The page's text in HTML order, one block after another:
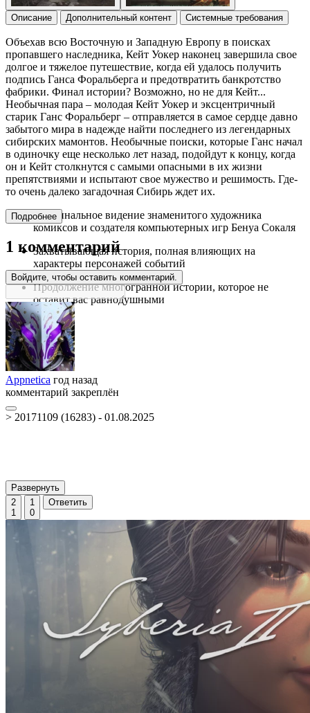
Описание Дополнительный контент Системные требования
Объехав всю Восточную и Западную Европу в поисках
пропавшего наследника, Кейт Уокер наконец завершила свое
долгое и тяжелое путешествие, когда ей удалось получить
подпись Ганса Форальберга и предотвратить банкротство
фабрики. Финал истории? Возможно, но не для Кейт...
Необычная пара – молодая Кейт Уокер и эксцентричный
старик Ганс Форальберг – отправляется в самое сердце давно
забытого мира в надежде найти последнего из легендарных
сибирских мамонтов. Необычные поиски, которые Ганс начал
в одиночку еще несколько лет назад, подойдут к концу, когда
он и Кейт столкнутся с самыми опасными в их жизни
препятствиями и испытают свое мужество и решимость. Где-
то очень далеко загадочная Сибирь ждет их.
Оригинальное видение знаменитого художника
комиксов и создателя компьютерных игр Бенуа Сокаля
Захватывающая история, полная влияющих на
характеры персонажей событий
Продолжение многогранной истории, которое не
оставит вас равнодушными
Подробнее
1 комментарий
Войдите, чтобы оставить комментарий.
Appnetica год назад
комментарий закреплён
> 20171109 (16283) - 01.08.2025
Развернуть
2
1
1
0
Ответить